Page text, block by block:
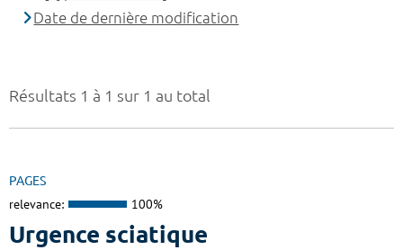
Résultats 1 à 1 sur 1 au total
PAGES
relevance: 100%
Urgence sciatique
Date de dernière modification